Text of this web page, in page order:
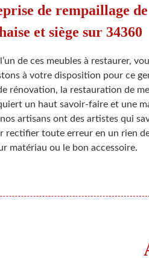
de rempaillage de
et siège sur 34360
de ces meubles à restaurer,
à votre disposition pour ce
rénovation, la restauration de
un haut savoir-faire et une
artisans ont des artistes qui
rectifier toute erreur en un rien
matériau ou le bon accessoire.